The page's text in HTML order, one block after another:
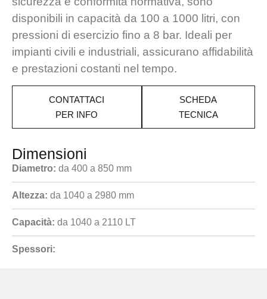
disponibili in capacità da 100 a 1000 litri, con
pressioni di esercizio fino a 8 bar. Ideali per
impianti civili e industriali, assicurano affidabilità
e prestazioni costanti nel tempo.
CONTATTACI
PER INFO
SCHEDA
TECNICA
Dimensioni
Diametro: da 400 a 850 mm
Altezza: da 1040 a 2980 mm
Capacità: da 1040 a 2110 LT
Spessori: